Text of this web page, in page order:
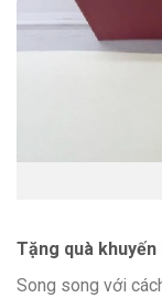
Tặng quà
Song song với